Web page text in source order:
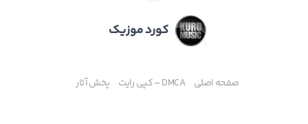
کورد موزیک
صفحه اصلی DMCA – کپی رایت پخش آثار